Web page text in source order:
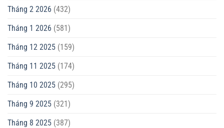
Tháng 2 2026 (432)
Tháng 1 2026 (581)
Tháng 12 2025 (159)
Tháng 11 2025 (174)
Tháng 10 2025 (295)
Tháng 9 2025 (321)
Tháng 8 2025 (387)